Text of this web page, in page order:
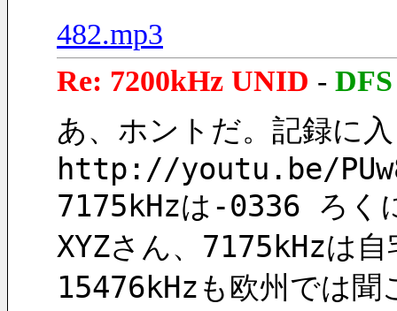
482.mp3
Re: 7200kHz UNID - DFS
あ、ホントだ。記録に
http://youtu.be/
7175kHzは-0336 ろく
XYZさん、7175kHzは
15476kHzも欧州では聞